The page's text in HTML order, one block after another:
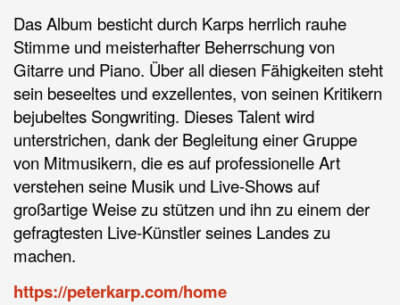
Das Album besticht durch Karps herrlich rauhe
Stimme und meisterhafter Beherrschung von
Gitarre und Piano. Über all diesen Fähigkeiten steht
sein beseeltes und exzellentes, von seinen Kritikern
bejubeltes Songwriting. Dieses Talent wird
unterstrichen, dank der Begleitung einer Gruppe
von Mitmusikern, die es auf professionelle Art
verstehen seine Musik und Live-Shows auf
großartige Weise zu stützen und ihn zu einem der
gefragtesten Live-Künstler seines Landes zu
machen.
https://peterkarp.com/home